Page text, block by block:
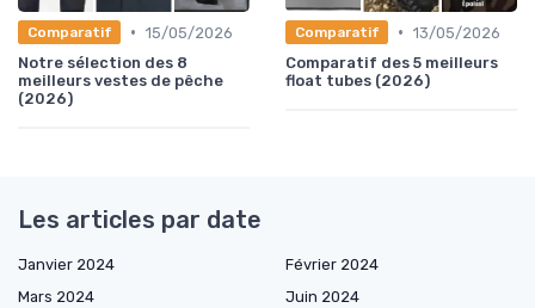
Comparatif • 15/05/2026
Notre sélection des 8
meilleurs vestes de pêche
(2026)
Comparatif • 13/05/2026
Comparatif des 5 meilleurs
float tubes (2026)
Les articles par date
Janvier 2024
Février 2024
Mars 2024
Juin 2024